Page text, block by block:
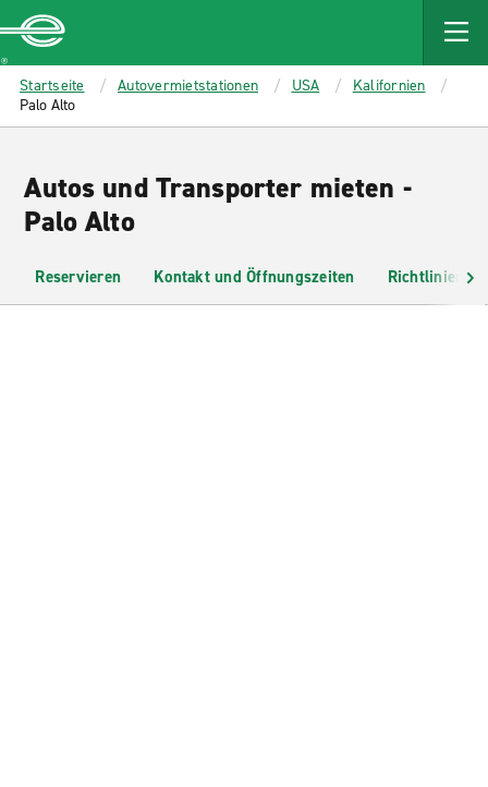
MAIN
CONTENT
Enterprise
Startseite Autovermietstationen USA
Kalifornien
Palo Alto
Autos und Transporter mieten -
Palo Alto
Reservieren Kontakt und Öffnungszeiten Richtlinien